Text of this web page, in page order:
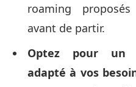
roaming
avant de partir.
Optez pour un
adapté à vos